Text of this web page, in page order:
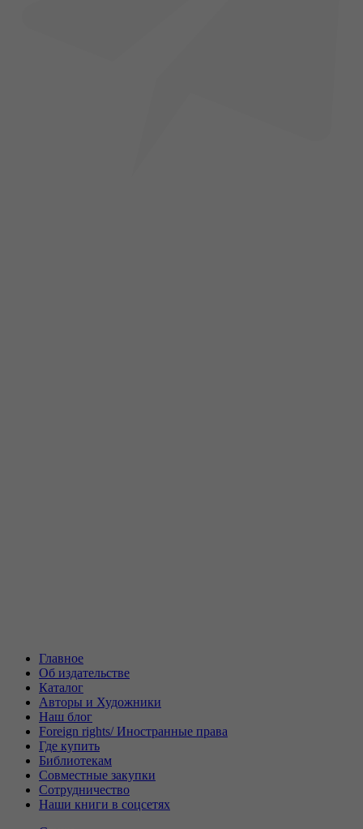
Главное
Об издательстве
Каталог
Авторы и Художники
Наш блог
Foreign rights/ Иностранные права
Где купить
Библиотекам
Совместные закупки
Сотрудничество
Наши книги в соцсетях